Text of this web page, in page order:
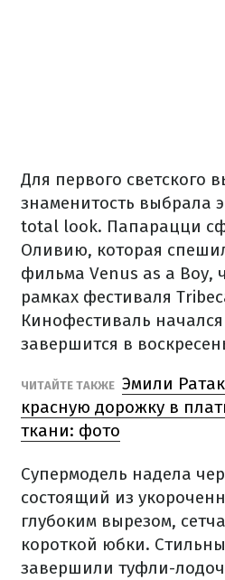
Для первого светского
знаменитость выбрала
total look. Папарацци
Оливию, которая
фильма Venus as a Boy,
рамках фестиваля
Кинофестиваль
завершится в
ЧИТАЙТЕ ТАКЖЕ Эмили
красную дорожку в
ткани: фото
Супермодель надела
состоящий из
глубоким вырезом,
короткой юбки.
завершили туфли-